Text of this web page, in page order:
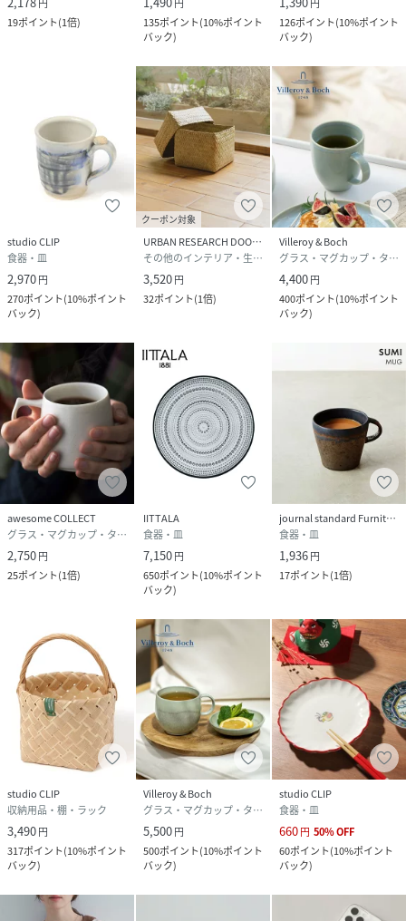
ご了承ください。
※商品の色味の目安は、商品単体の画像をご参照ください。
▼お気に入り登録のおすすめ▼
お気に入り登録された商品は、マイページにて現在の価格情
報や在庫状況の確認が可能です。
お買い物リストの管理にぜひご利用ください。
性別タイプ ユニセックス
日本
素材
サイズ
品番
RJ9964_DR26910
DR26910-4031062-9o-1 RJ9964
円
19ポイント(1倍)
円
135ポイント(10%ポイント
バック)
円
126ポイント(10%ポイント
バック)
studio CLIP
食器・皿
2,970円
270ポイント(10%ポイント
バック)
クーポン対象
URBAN RESEARCH DOORS
その他のインテリア・生活雑貨
3,520円
32ポイント(1倍)
Villeroy & Boch
グラス・マグカップ・タンブラー
4,400円
400ポイント(10%ポイント
バック)
awesome COLLECT
グラス・マグカップ・タンブラー
2,750円
25ポイント(1倍)
IITTALA
食器・皿
7,150円
650ポイント(10%ポイント
バック)
journal standard Furniture
食器・皿
1,936円
17ポイント(1倍)
studio CLIP
収納用品・棚・ラック
3,490円
317ポイント(10%ポイント
バック)
Villeroy & Boch
グラス・マグカップ・タンブラー
5,500円
500ポイント(10%ポイント
バック)
studio CLIP
食器・皿
660円 50%OFF
60ポイント(10%ポイント
バック)